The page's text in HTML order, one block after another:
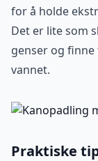
for å holde
Det er lite som
genser og
vannet.
Praktiske